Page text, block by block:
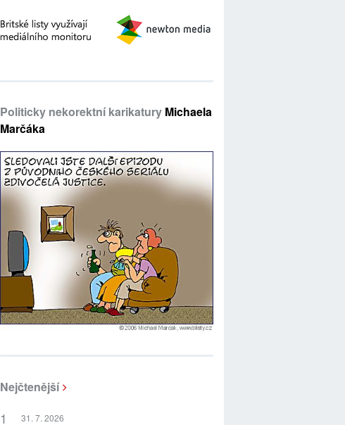
Politicky nekorektní karikatury Michaela
Marčáka
Nejčtenější
31. 7. 2026